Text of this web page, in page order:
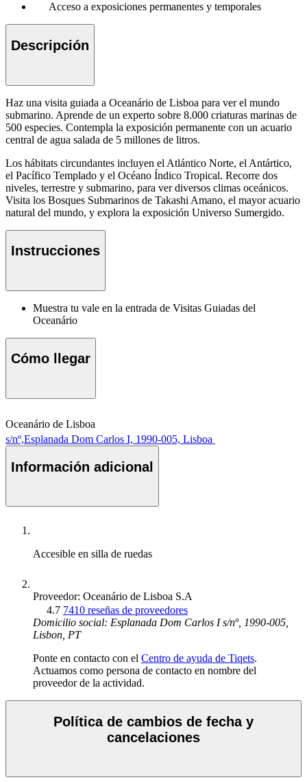
Acceso a exposiciones permanentes y temporales
Descripción
Haz una visita guiada a Oceanário de Lisboa para ver el mundo
submarino. Aprende de un experto sobre 8.000 criaturas marinas de
500 especies. Contempla la exposición permanente con un acuario
central de agua salada de 5 millones de litros.
Los hábitats circundantes incluyen el Atlántico Norte, el Antártico,
el Pacífico Templado y el Océano Índico Tropical. Recorre dos
niveles, terrestre y submarino, para ver diversos climas oceánicos.
Visita los Bosques Submarinos de Takashi Amano, el mayor acuario
natural del mundo, y explora la exposición Universo Sumergido.
Instrucciones
Muestra tu vale en la entrada de Visitas Guiadas del
Oceanário
Cómo llegar
Oceanário de Lisboa
s/nº,Esplanada Dom Carlos I, 1990-005, Lisboa
Información adicional
Accesible en silla de ruedas
Proveedor: Oceanário de Lisboa S.A
4.7 7410 reseñas de proveedores
Domicilio social: Esplanada Dom Carlos I s/nº, 1990-005,
Lisbon, PT
Ponte en contacto con el Centro de ayuda de Tiqets.
Actuamos como persona de contacto en nombre del
proveedor de la actividad.
Política de cambios de fecha y
cancelaciones